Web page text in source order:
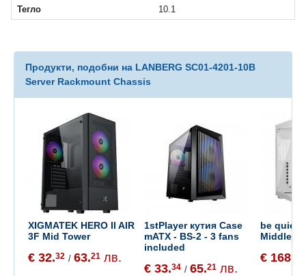
Тегло
10.1
Продукти, подобни на LANBERG SC01-4201-10B
Server Rackmount Chassis
XIGMATEK HERO II AIR
3F Mid Tower
€ 32.32 / 63.21 лв.
1stPlayer кутия Case
mATX - BS-2 - 3 fans
included
€ 33.34 / 65.21 лв.
be quiet!
Middle
€ 168.